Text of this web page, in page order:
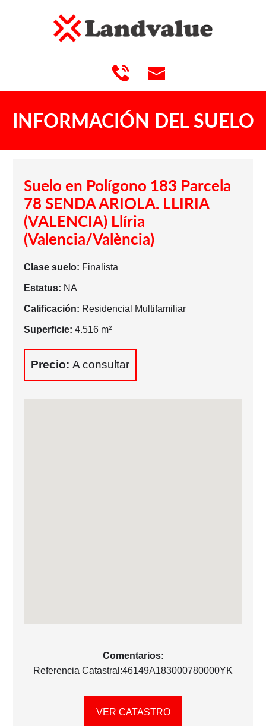
INFORMACIÓN DEL SUELO
Suelo en Polígono 183 Parcela
78 SENDA ARIOLA. LLIRIA
(VALENCIA) Llíria
(Valencia/València)
Clase suelo: Finalista
Estatus: NA
Calificación: Residencial Multifamiliar
Superficie: 4.516 m²
Precio: A consultar
Comentarios:
Referencia Catastral:46149A183000780000YK
VER CATASTRO